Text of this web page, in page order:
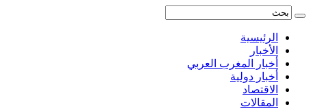
الرئيسية
الأخبار
أخبار المغرب العربي
أخبار دولية
الاقتصاد
المقالات